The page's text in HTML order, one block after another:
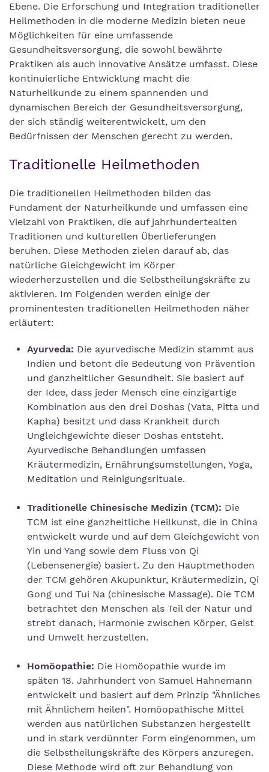
Ebene. Die Erforschung und Integration traditioneller
Heilmethoden in die moderne Medizin bieten neue
Möglichkeiten für eine umfassende
Gesundheitsversorgung, die sowohl bewährte
Praktiken als auch innovative Ansätze umfasst. Diese
kontinuierliche Entwicklung macht die
Naturheilkunde zu einem spannenden und
dynamischen Bereich der Gesundheitsversorgung,
der sich ständig weiterentwickelt, um den
Bedürfnissen der Menschen gerecht zu werden.
Traditionelle Heilmethoden
Die traditionellen Heilmethoden bilden das
Fundament der Naturheilkunde und umfassen eine
Vielzahl von Praktiken, die auf jahrhundertealten
Traditionen und kulturellen Überlieferungen
beruhen. Diese Methoden zielen darauf ab, das
natürliche Gleichgewicht im Körper
wiederherzustellen und die Selbstheilungskräfte zu
aktivieren. Im Folgenden werden einige der
prominentesten traditionellen Heilmethoden näher
erläutert:
Ayurveda: Die ayurvedische Medizin stammt aus
Indien und betont die Bedeutung von Prävention
und ganzheitlicher Gesundheit. Sie basiert auf
der Idee, dass jeder Mensch eine einzigartige
Kombination aus den drei Doshas (Vata, Pitta und
Kapha) besitzt und dass Krankheit durch
Ungleichgewichte dieser Doshas entsteht.
Ayurvedische Behandlungen umfassen
Kräutermedizin, Ernährungsumstellungen, Yoga,
Meditation und Reinigungsrituale.
Traditionelle Chinesische Medizin (TCM): Die
TCM ist eine ganzheitliche Heilkunst, die in China
entwickelt wurde und auf dem Gleichgewicht von
Yin und Yang sowie dem Fluss von Qi
(Lebensenergie) basiert. Zu den Hauptmethoden
der TCM gehören Akupunktur, Kräutermedizin, Qi
Gong und Tui Na (chinesische Massage). Die TCM
betrachtet den Menschen als Teil der Natur und
strebt danach, Harmonie zwischen Körper, Geist
und Umwelt herzustellen.
Homöopathie: Die Homöopathie wurde im
späten 18. Jahrhundert von Samuel Hahnemann
entwickelt und basiert auf dem Prinzip "Ähnliches
mit Ähnlichem heilen". Homöopathische Mittel
werden aus natürlichen Substanzen hergestellt
und in stark verdünnter Form eingenommen, um
die Selbstheilungskräfte des Körpers anzuregen.
Diese Methode wird oft zur Behandlung von